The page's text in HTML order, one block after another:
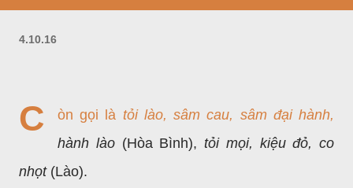
4.10.16
C òn gọi là tỏi lào, sâm cau, sâm đại hành,
hành lào(Hòa Bình), tỏi mọi, kiệu đỏ, co
nhọt(Lào).